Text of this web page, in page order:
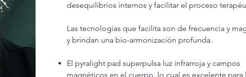
desequilibrios internos y facilitar el proceso
Las tecnologías que facilita son de frecuencia y
y brindan una bio-armonización profunda.
El pyralight pad superpulsa luz infrarroja y campos
magnéticos en el cuerpo, lo cual es excelente para